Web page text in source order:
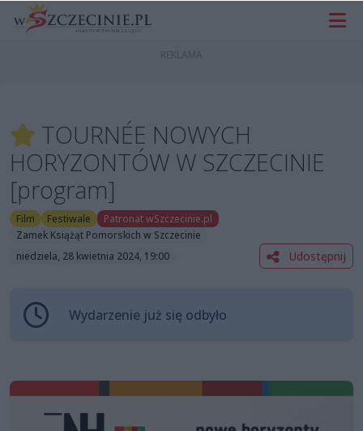
TOURNÉE NOWYCH
HORYZONTÓW W SZCZECINIE
[program]
Film Festiwale
Patronat wSzczecinie.pl
Zamek Książąt Pomorskich w Szczecinie
niedziela, 28 kwietnia 2024, 19:00
Udostępnij
Wydarzenie już się odbyło